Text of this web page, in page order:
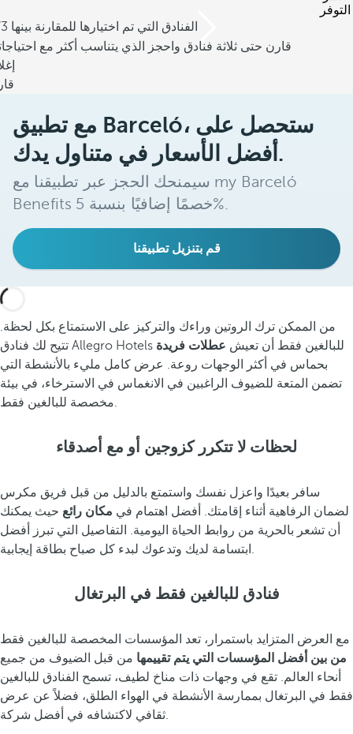
التوفر
/3 الفنادق التي تم اختيارها للمقارنة بينها
قارن حتى ثلاثة فنادق واحجز الذي يتناسب أكثر مع
مع تطبيق Barceló، ستحصل على
أفضل الأسعار في متناول يدك.
سيمنحك الحجز عبر تطبيقنا مع my Barceló
Benefits خصمًا إضافيًا بنسبة 5%.
قم بتنزيل تطبيقنا
من الممكن ترك الروتين وراءك والتركيز على الاستمتاع بكل لحظة.
تتيح لك فنادق Allegro Hotels للبالغين فقط أن تعيش عطلات فريدة
بحماس في أكثر الوجهات روعة. عرض كامل مليء بالأنشطة التي
تضمن المتعة للضيوف الراغبين في الانغماس في الاسترخاء، في بيئة
مخصصة للبالغين فقط.
لحظات لا تتكرر كزوجين أو مع أصدقاء
سافر بعيدًا واعزل نفسك واستمتع بالدليل من قبل فريق مكرس
لضمان الرفاهية أثناء إقامتك. أفضل اهتمام في مكان رائع حيث يمكنك
أن تشعر بالحرية من روابط الحياة اليومية. التفاصيل التي تبرز أفضل
ابتسامة لديك وتدعوك لبدء كل صباح بطاقة إيجابية.
فنادق للبالغين فقط في البرتغال
مع العرض المتزايد باستمرار، تعد المؤسسات المخصصة للبالغين فقط
من بين أفضل المؤسسات التي يتم تقييمها من قبل الضيوف من جميع
أنحاء العالم. تقع في وجهات ذات مناخ لطيف، تسمح الفنادق للبالغين
فقط في البرتغال بممارسة الأنشطة في الهواء الطلق، فضلاً عن عرض
ثقافي لاكتشافه في أفضل شركة.